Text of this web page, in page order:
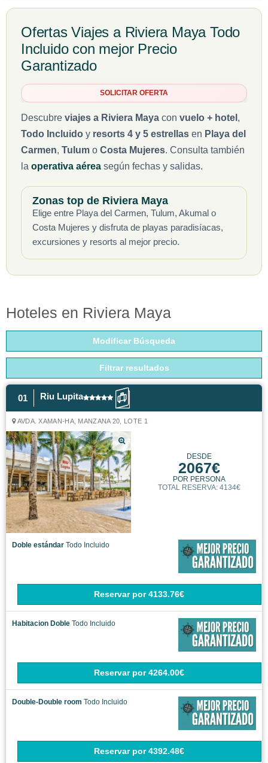
Ofertas Viajes a Riviera Maya Todo
Incluido con mejor Precio
Garantizado
SOLICITAR OFERTA
Descubre viajes a Riviera Maya con vuelo + hotel ,
Todo Incluido y resorts 4 y 5 estrellas en Playa del
Carmen, Tulum o Costa Mujeres. Consulta también
la operativa aérea según fechas y salidas.
Zonas top de Riviera Maya
Elige entre Playa del Carmen, Tulum, Akumal o
Costa Mujeres y disfruta de playas paradisíacas,
excursiones y resorts al mejor precio.
Hoteles en Riviera Maya
Modificar Búsqueda
Filtrar resultados
01 Riu Lupita
AVDA. XAMAN-HA, MANZANA 20, LOTE 1
DESDE
2067€
POR PERSONA
TOTAL RESERVA: 4134€
Doble estándar Todo Incluido
Reservar por 4133.76€
Habitacion Doble Todo Incluido
Reservar por 4264.00€
Double-Double room Todo Incluido
Reservar por 4392.48€